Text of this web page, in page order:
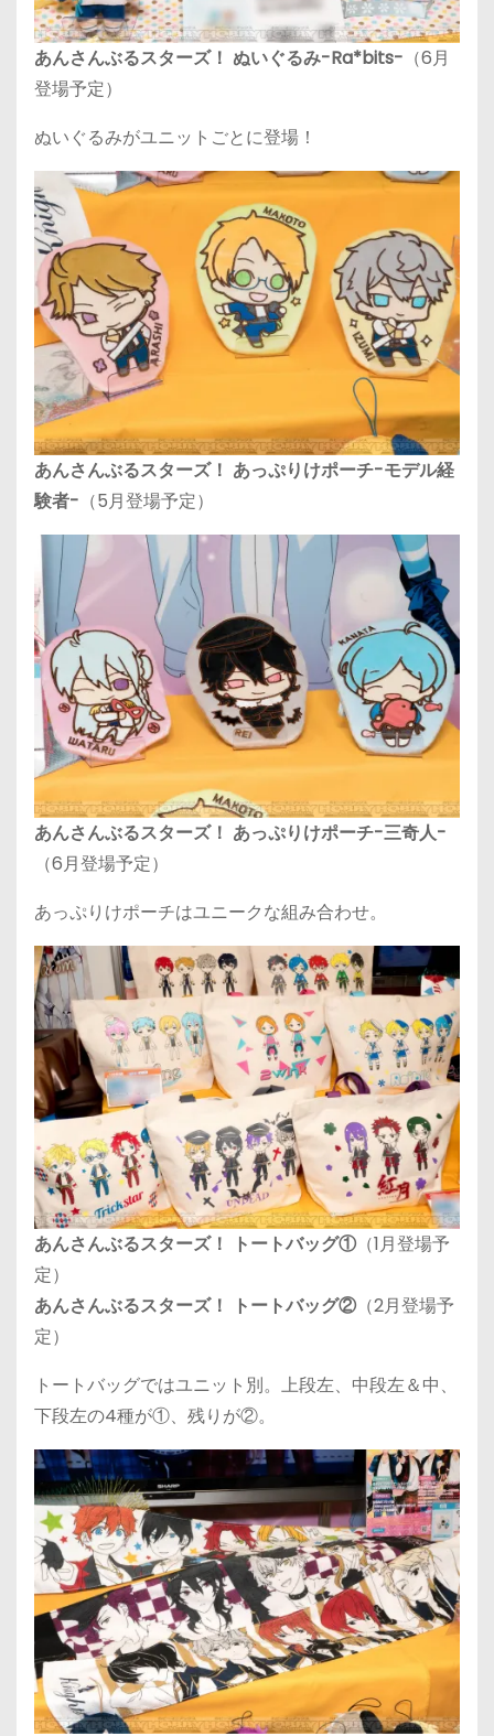
あんさんぶるスターズ！ ぬいぐるみ-Ra*bits- （6月
登場予定）
ぬいぐるみがユニットごとに登場！
あんさんぶるスターズ！ あっぷりけポーチ-モデル経
験者- （5月登場予定）
あんさんぶるスターズ！ あっぷりけポーチ-三奇人-
（6月登場予定）
あっぷりけポーチはユニークな組み合わせ。
あんさんぶるスターズ！ トートバッグ① （1月登場予
定）
あんさんぶるスターズ！ トートバッグ② （2月登場予
定）
トートバッグではユニット別。上段左、中段左＆中、
下段左の4種が①、残りが②。